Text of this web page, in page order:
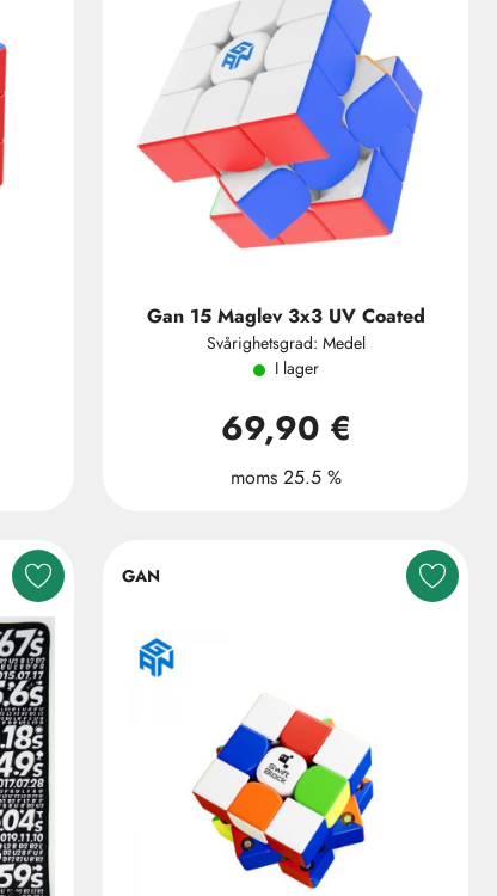
Gan 15 Maglev 3x3 UV Coated
Svårighetsgrad: Medel
I lager
69,90 €
moms 25.5 %
GAN